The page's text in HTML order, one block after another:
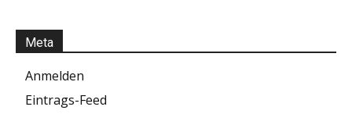
Meta
Anmelden
Eintrags-Feed